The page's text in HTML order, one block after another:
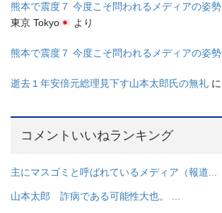
熊本で震度７ 今度こそ問われるメディアの姿勢
東京 Tokyo
より
熊本で震度７ 今度こそ問われるメディアの姿勢
逝去１年安倍元総理見下す山本太郎氏の無礼 に
コメントいいねランキング
主にマスゴミと呼ばれているメディア（報道...
山本太郎 詐病である可能性大也。 ...